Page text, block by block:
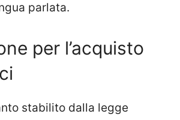
parlata.
per l’acquisto
stabilito dalla legge